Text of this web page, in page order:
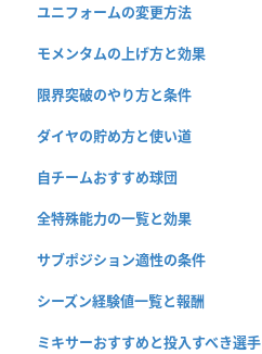
ユニフォームの変更方法
モメンタムの上げ方と効果
限界突破のやり方と条件
ダイヤの貯め方と使い道
自チームおすすめ球団
全特殊能力の一覧と効果
サブポジション適性の条件
シーズン経験値一覧と報酬
ミキサーおすすめと投入すべき選手